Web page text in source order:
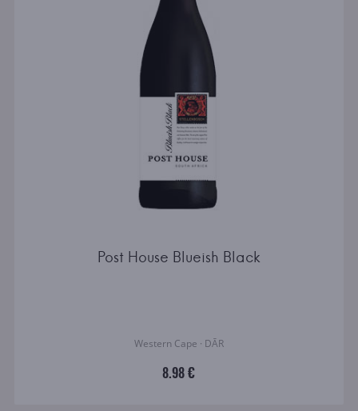
Post House Blueish Black
Western Cape · DĀR
8.98 €